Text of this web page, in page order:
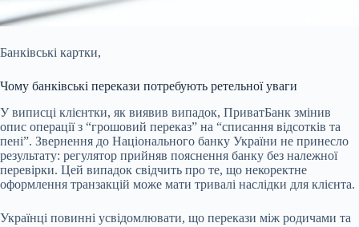
Банківські картки,
Чому банківські перекази потребують ретельної уваги
У виписці клієнтки, як виявив випадок, ПриватБанк змінив
опис операції з “грошовий переказ” на “списання відсотків та
пені”. Звернення до Національного банку України не принесло
результату: регулятор прийняв пояснення банку без належної
перевірки. Цей випадок свідчить про те, що некоректне
оформлення транзакцій може мати тривалі наслідки для клієнта.
Українці повинні усвідомлювати, що перекази між родичами та